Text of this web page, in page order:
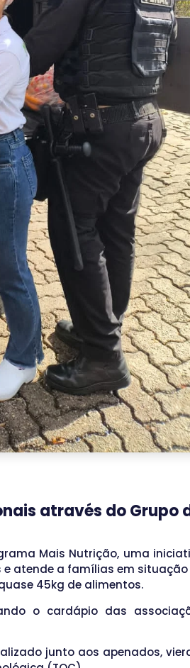
através do Grupo
Mais Nutrição, uma
atende a famílias em situação
45kg de alimentos.
o cardápio das
junto aos apenados,